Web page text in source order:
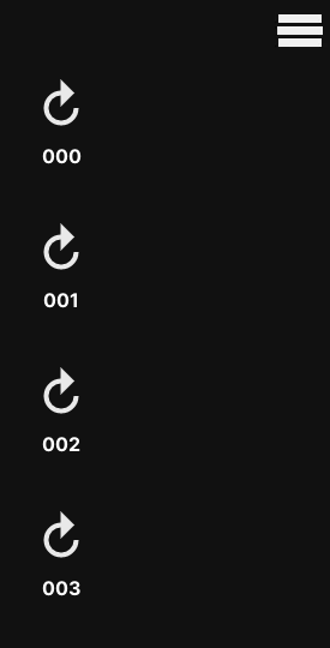
000
001
002
003